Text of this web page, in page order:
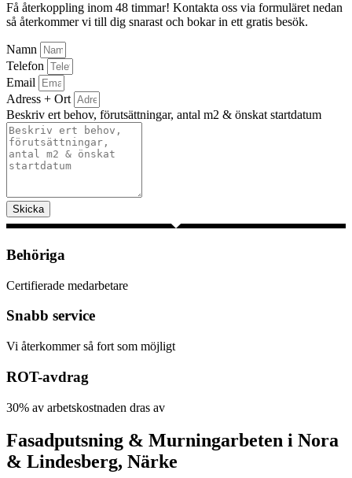
Få återkoppling inom 48 timmar! Kontakta oss via formuläret nedan
så återkommer vi till dig snarast och bokar in ett gratis besök.
Namn
Telefon
Email
Adress + Ort
Beskriv ert behov, förutsättningar, antal m2 & önskat startdatum
Skicka
Behöriga
Certifierade medarbetare
Snabb service
Vi återkommer så fort som möjligt
ROT-avdrag
30% av arbetskostnaden dras av
Fasadputsning & Murningarbeten i Nora
& Lindesberg, Närke